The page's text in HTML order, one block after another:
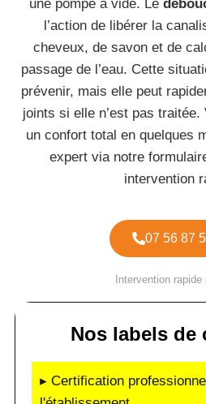
une pompe à vide. Le
l’action de libérer la
cheveux, de savon et de
passage de l’eau. Cette
prévenir, mais elle peut
joints si elle n’est pas
un confort total en quelques
expert via notre
intervention
07 56 87
Intervention
Nos labels de
▸ Certification